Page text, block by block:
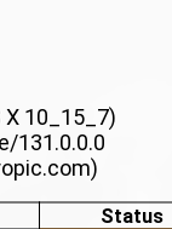
10_15_7)
131.0.0.0
Status